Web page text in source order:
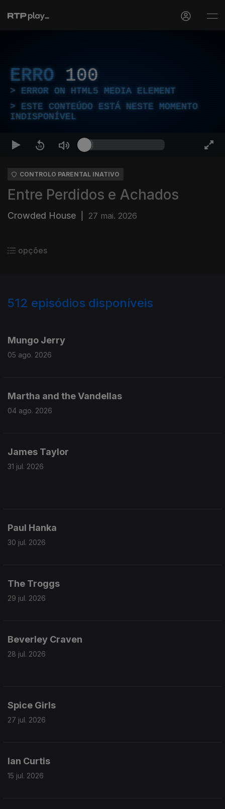
ERRO 100
ERROR ON HTML5 MEDIA ELEMENT
ESTE CONTEÚDO ESTÁ NESTE MOMENTO
INDISPONÍVEL
CONTROLO PARENTAL INATIVO
Entre Perdidos e Achados
Crowded House 27 mai. 2026
opções
512 episódios disponíveis
Mungo Jerry
05 ago. 2026
Martha and the Vandellas
04 ago. 2026
James Taylor
31 jul. 2026
Paul Hanka
30 jul. 2026
The Troggs
29 jul. 2026
Beverley Craven
28 jul. 2026
Spice Girls
27 jul. 2026
Ian Curtis
15 jul. 2026